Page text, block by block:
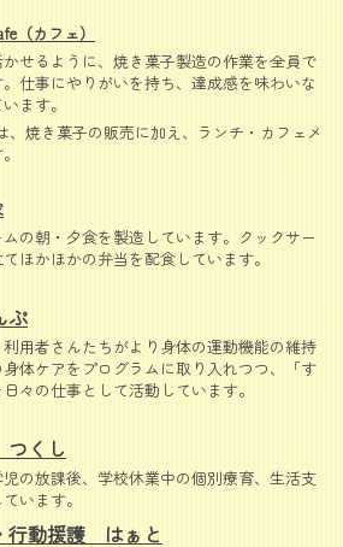
（カフェ）
せるように、焼き菓子製造の作業を全員で
仕事にやりがいを持ち、達成感を味わいな
ます。
焼き菓子の販売に加え、ランチ・カフェメ
の朝・夕食を製造しています。クックサー
ほかほかの弁当を配食しています。
ぷ
用者さんたちがより身体の運動機能の維持
体ケアをプログラムに取り入れつつ、「す
々の仕事として活動しています。
くし
の放課後、学校休業中の個別療育、生活支
います。
行動援護 はぁと